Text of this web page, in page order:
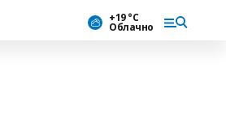
+19 °С
Облачно